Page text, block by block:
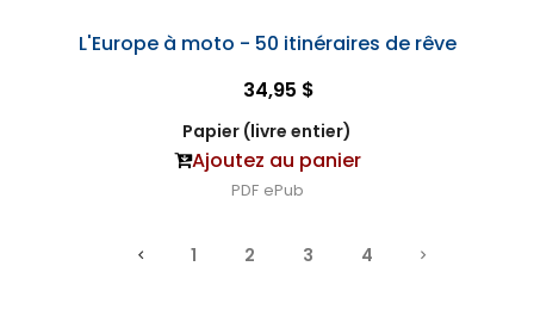
L'Europe à moto - 50 itinéraires de rêve
34,95 $
Papier (livre entier)
Ajoutez au panier
PDF ePub
1 2 3 4